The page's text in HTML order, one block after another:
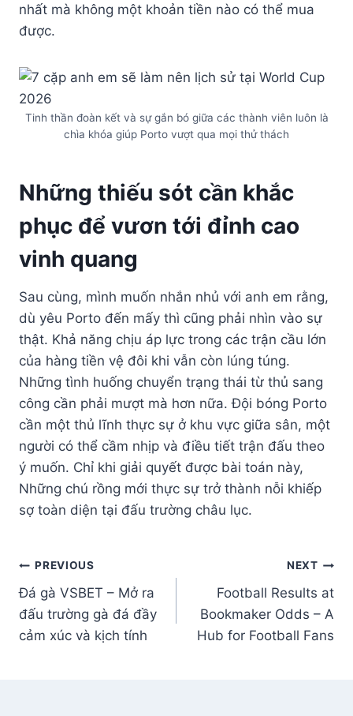
nhất mà không một khoản tiền nào có thể mua
được.
Tinh thần đoàn kết và sự gắn bó giữa các thành viên luôn là
chìa khóa giúp Porto vượt qua mọi thử thách
Những thiếu sót cần khắc
phục để vươn tới đỉnh cao
vinh quang
Sau cùng, mình muốn nhắn nhủ với anh em rằng,
dù yêu Porto đến mấy thì cũng phải nhìn vào sự
thật. Khả năng chịu áp lực trong các trận cầu lớn
của hàng tiền vệ đôi khi vẫn còn lúng túng.
Những tình huống chuyển trạng thái từ thủ sang
công cần phải mượt mà hơn nữa. Đội bóng Porto
cần một thủ lĩnh thực sự ở khu vực giữa sân, một
người có thể cầm nhịp và điều tiết trận đấu theo
ý muốn. Chỉ khi giải quyết được bài toán này,
Những chú rồng mới thực sự trở thành nỗi khiếp
sợ toàn diện tại đấu trường châu lục.
Post
navigation
PREVIOUS
Đá gà VSBET – Mở ra
đấu trường gà đá đầy
cảm xúc và kịch tính
NEXT
Football Results at
Bookmaker Odds – A
Hub for Football Fans